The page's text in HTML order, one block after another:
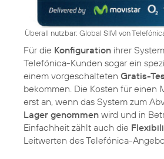
Überall nutzbar: Global SIM von
Für die Konfiguration ihrer
Telefónica-Kunden sogar ein
einem vorgeschalteten Gratis-
bekommen. Die Kosten für einen
erst an, wenn das System zum
Lager genommen wird und in
Einfachheit zählt auch die
Leitwerten des Telefónica-